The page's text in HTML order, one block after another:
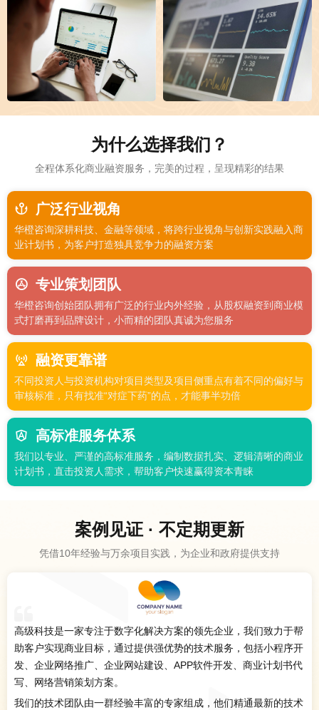
为什么选择我们？
全程体系化商业融资服务，完美的过程，呈现精彩的结果
广泛行业视角
华橙咨询深耕科技、金融等领域，将跨行业视角与创新实践融入商
业计划书，为客户打造独具竞争力的融资方案
专业策划团队
华橙咨询创始团队拥有广泛的行业内外经验，从股权融资到商业模
式打磨再到品牌设计，小而精的团队真诚为您服务
融资更靠谱
不同投资人与投资机构对项目类型及项目侧重点有着不同的偏好与
审核标准，只有找准“对症下药”的点，才能事半功倍
高标准服务体系
我们以专业、严谨的高标准服务，编制数据扎实、逻辑清晰的商业
计划书，直击投资人需求，帮助客户快速赢得资本青睐
案例见证 · 不定期更新
凭借10年经验与万余项目实践，为企业和政府提供支持
高级科技是一家专注于数字化解决方案的领先企业，我们致力于帮
助客户实现商业目标，通过提供强优势的技术服务，包括小程序开
发、企业网络推广、企业网站建设、APP软件开发、商业计划书代
写、网络营销策划方案。
我们的技术团队由一群经验丰富的专家组成，他们精通最新的技术